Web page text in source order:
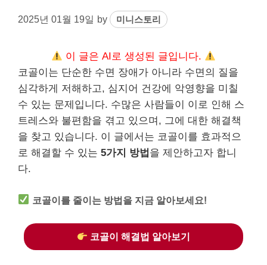
2025년 01월 19일 by 미니스토리
이 글은 AI로 생성된 글입니다.
코골이는 단순한 수면 장애가 아니라 수면의 질을
심각하게 저해하고, 심지어 건강에 악영향을 미칠
수 있는 문제입니다. 수많은 사람들이 이로 인해 스
트레스와 불편함을 겪고 있으며, 그에 대한 해결책
을 찾고 있습니다. 이 글에서는 코골이를 효과적으
로 해결할 수 있는 5가지 방법 을 제안하고자 합니
다.
코골이를 줄이는 방법을 지금 알아보세요!
코골이 해결법 알아보기